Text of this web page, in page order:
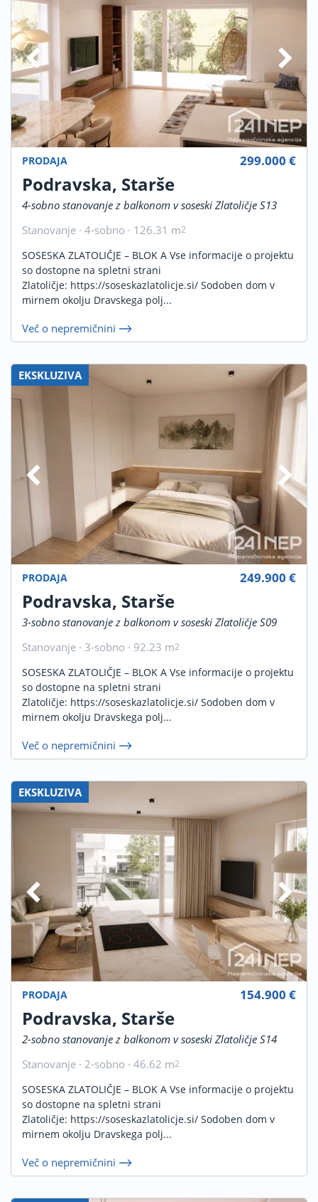
PRODAJA
Podravska, Starše
4-sobno stanovanje z balkonom v soseski Zlatoličje S13
Stanovanje · 4-sobno · 126.31 m2
299.000 €
SOSESKA ZLATOLIČJE – BLOK A Vse informacije o projektu
so dostopne na spletni strani
Zlatoličje: https://soseskazlatolicje.si/ Sodoben dom v
mirnem okolju Dravskega polj...
Več o nepremičnini
EKSKLUZIVA
PRODAJA
Podravska, Starše
3-sobno stanovanje z balkonom v soseski Zlatoličje S09
Stanovanje · 3-sobno · 92.23 m2
249.900 €
SOSESKA ZLATOLIČJE – BLOK A Vse informacije o projektu
so dostopne na spletni strani
Zlatoličje: https://soseskazlatolicje.si/ Sodoben dom v
mirnem okolju Dravskega polj...
Več o nepremičnini
EKSKLUZIVA
PRODAJA
Podravska, Starše
2-sobno stanovanje z balkonom v soseski Zlatoličje S14
Stanovanje · 2-sobno · 46.62 m2
154.900 €
SOSESKA ZLATOLIČJE – BLOK A Vse informacije o projektu
so dostopne na spletni strani
Zlatoličje: https://soseskazlatolicje.si/ Sodoben dom v
mirnem okolju Dravskega polj...
Več o nepremičnini